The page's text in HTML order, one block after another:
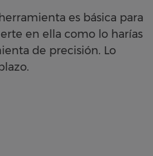
es básica para
en ella como lo harías
de precisión. Lo